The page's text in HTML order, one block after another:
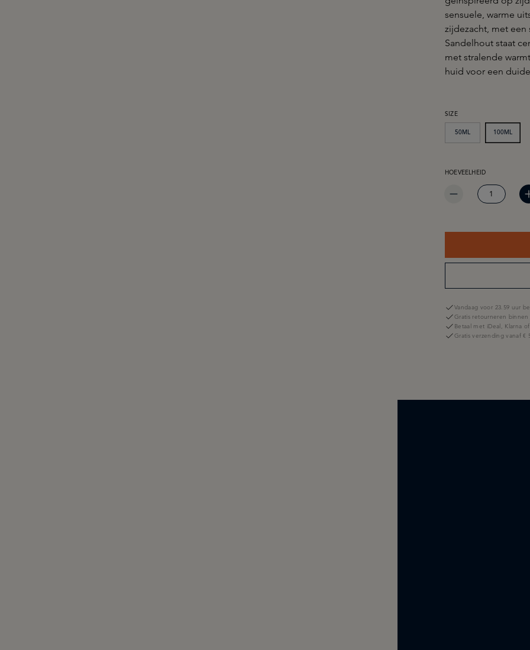
sensuele, warme
zijdezacht, met een
Sandelhout staat
met stralende
huid voor een
SELECTEER
SIZE
50ML 100ML
HOEVEELHEID
Vandaag voor 23.59 uur
Gratis retourneren binnen
Betaal met iDeal, Klarna
Gratis verzending vanaf €